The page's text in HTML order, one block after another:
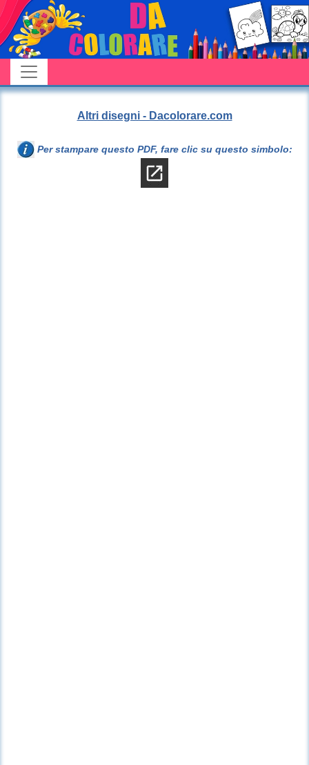
Altri disegni - Dacolorare.com
Per stampare questo PDF, fare clic su questo simbolo: